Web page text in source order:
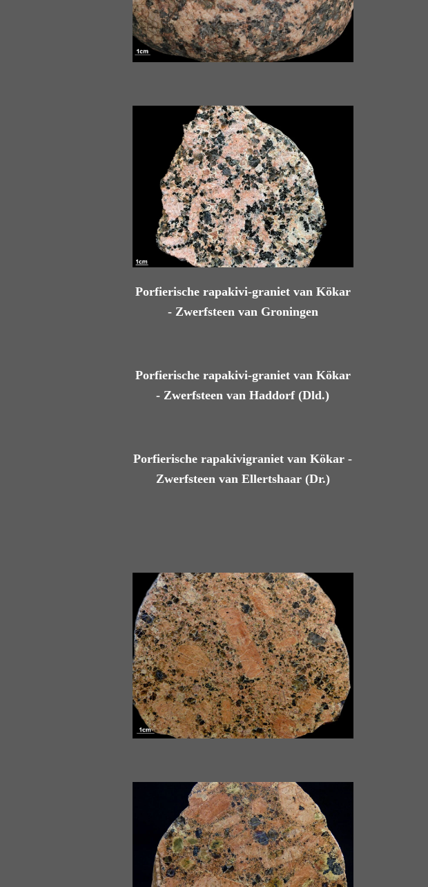
Porfierische rapakivi-graniet van Kökar
- Zwerfsteen van Groningen
Porfierische rapakivi-graniet van Kökar
- Zwerfsteen van Haddorf (Dld.)
Porfierische rapakivigraniet van Kökar -
Zwerfsteen van Ellertshaar (Dr.)